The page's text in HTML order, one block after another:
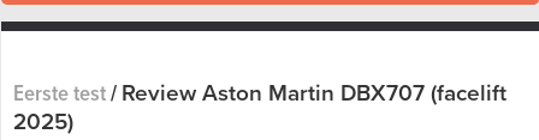
Eerste test/Review Aston Martin DBX707 (facelift
2025)